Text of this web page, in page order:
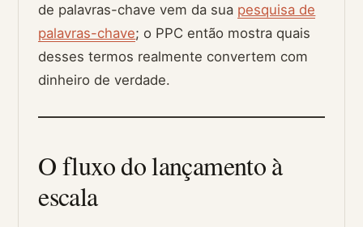
de palavras-chave vem da sua pesquisa de
palavras-chave; o PPC então mostra quais
desses termos realmente convertem com
dinheiro de verdade.
O fluxo do lançamento à
escala